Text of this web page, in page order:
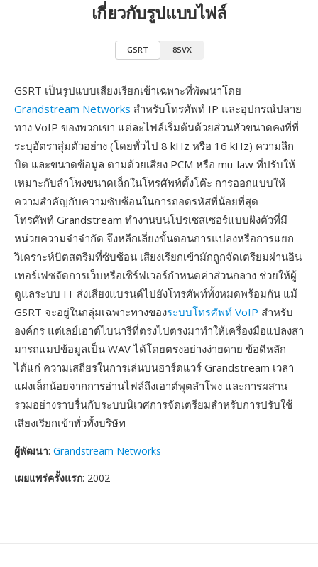
เกี่ยวกับรูปแบบไฟล์
GSRT 8SVX
GSRT เป็นรูปแบบเสียงเรียกเข้าเฉพาะที่พัฒนาโดย
Grandstream Networks สำหรับโทรศัพท์ IP และอุปกรณ์ปลาย
ทาง VoIP ของพวกเขา แต่ละไฟล์เริ่มต้นด้วยส่วนหัวขนาดคงที่ที่
ระบุอัตราสุ่มตัวอย่าง (โดยทั่วไป 8 kHz หรือ 16 kHz) ความลึก
บิต และขนาดข้อมูล ตามด้วยเสียง PCM หรือ mu-law ที่ปรับให้
เหมาะกับลำโพงขนาดเล็กในโทรศัพท์ตั้งโต๊ะ การออกแบบให้
ความสำคัญกับความซับซ้อนในการถอดรหัสที่น้อยที่สุด —
โทรศัพท์ Grandstream ทำงานบนโปรเซสเซอร์แบบฝังตัวที่มี
หน่วยความจำจำกัด จึงหลีกเลี่ยงขั้นตอนการแปลงหรือการแยก
วิเคราะห์บิตสตรีมที่ซับซ้อน เสียงเรียกเข้ามักถูกจัดเตรียมผ่านอิน
เทอร์เฟซจัดการเว็บหรือเซิร์ฟเวอร์กำหนดค่าส่วนกลาง ช่วยให้ผู้
ดูแลระบบ IT ส่งเสียงแบรนด์ไปยังโทรศัพท์ทั้งหมดพร้อมกัน แม้
GSRT จะอยู่ในกลุ่มเฉพาะทางของระบบโทรศัพท์ VoIP สำหรับ
องค์กร แต่เลย์เอาต์ไบนารีที่ตรงไปตรงมาทำให้เครื่องมือแปลงสา
มารถแมปข้อมูลเป็น WAV ได้โดยตรงอย่างง่ายดาย ข้อดีหลัก
ได้แก่ ความเสถียรในการเล่นบนฮาร์ดแวร์ Grandstream เวลา
แฝงเล็กน้อยจากการอ่านไฟล์ถึงเอาต์พุตลำโพง และการผสาน
รวมอย่างราบรื่นกับระบบนิเวศการจัดเตรียมสำหรับการปรับใช้
เสียงเรียกเข้าทั่วทั้งบริษัท
ผู้พัฒนา: Grandstream Networks
เผยแพร่ครั้งแรก: 2002